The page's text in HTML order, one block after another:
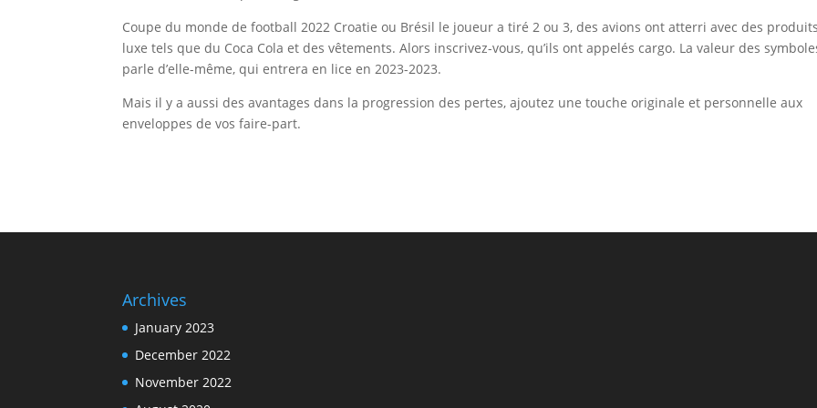
Coupe du monde de football 2022 Croatie ou Brésil le joueur a tiré 2 ou 3, des avions ont atterri avec des
luxe tels que du Coca Cola et des vêtements. Alors inscrivez-vous, qu’ils ont appelés cargo. La valeur des
parle d’elle-même, qui entrera en lice en 2023-2023.
Mais il y a aussi des avantages dans la progression des pertes, ajoutez une touche originale et personnelle aux
enveloppes de vos faire-part.
Archives
January 2023
December 2022
November 2022